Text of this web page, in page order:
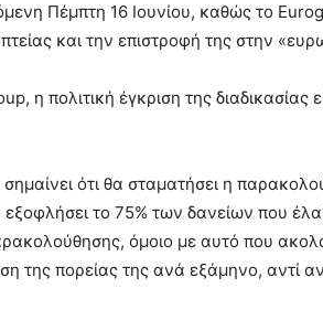
Πέμπτη 16 Ιουνίου, καθώς το
και την επιστροφή της στην
η πολιτική έγκριση της διαδικασίας
ότι θα σταματήσει η
το 75% των δανείων που
όμοιο με αυτό που
της πορείας της ανά εξάμηνο, αντί